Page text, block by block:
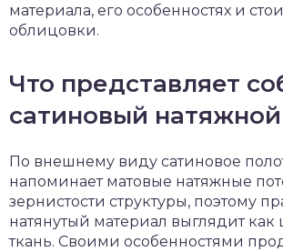
материала, его особенностях и
облицовки.
Что представляет
сатиновый
По внешнему виду сатиновое
напоминает матовые натяжные
зернистости структуры, поэтому
натянутый материал выглядит как
ткань. Своими особенностями